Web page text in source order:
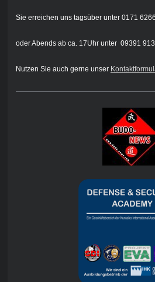
Sie erreichen uns tagsüber unter 0171
oder Abends ab ca. 17Uhr unter 09391
Nutzen Sie auch gerne unser